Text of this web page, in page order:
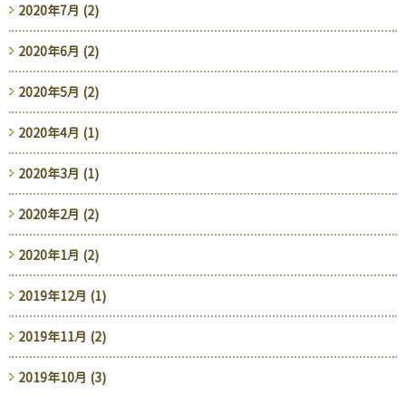
2020年7月 (2)
2020年6月 (2)
2020年5月 (2)
2020年4月 (1)
2020年3月 (1)
2020年2月 (2)
2020年1月 (2)
2019年12月 (1)
2019年11月 (2)
2019年10月 (3)